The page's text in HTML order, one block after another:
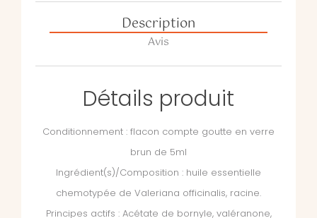
Description
Avis
Détails produit
Conditionnement : flacon compte goutte en verre
brun de 5ml
Ingrédient(s)/Composition : huile essentielle
chemotypée de Valeriana officinalis, racine.
Principes actifs : Acétate de bornyle, valéranone,